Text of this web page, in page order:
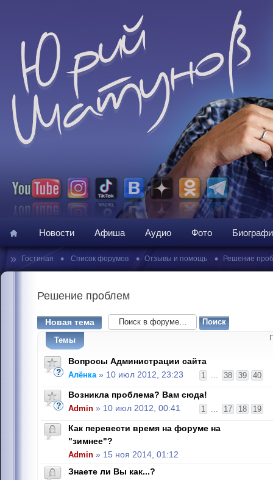
Новости Афиша Аудио Фото
» Гостиная • Список форумов • Отзывы и помощь • Решение
Решение проблем
Новая тема
Темы
Вопросы Администрации сайта
1 ... 38 39 40
Алёнка» 10 июл 2012, 23:23
Возникла проблема? Вам сюда!
1 ... 17 18 19
Admin » 10 июл 2012, 00:41
Как перевести время на форуме на
"зимнее"?
Admin » 15 ноя 2014, 01:12
Знаете ли Вы как...?